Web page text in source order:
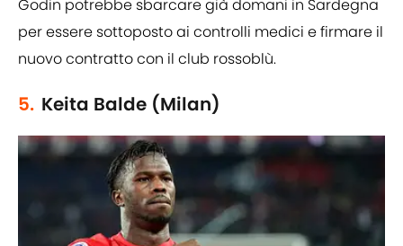
Godin potrebbe sbarcare già domani in Sardegna
per essere sottoposto ai controlli medici e firmare il
nuovo contratto con il club rossoblù.
5. Keita Balde (Milan)